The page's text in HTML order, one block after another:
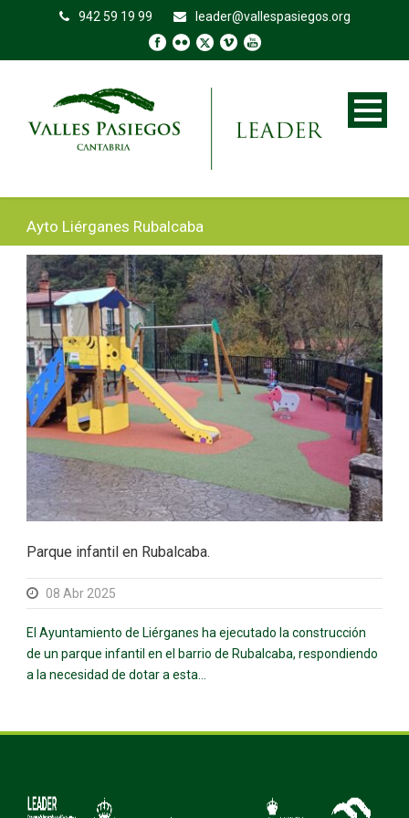
942 59 19 99 leader@vallespasiegos.org
Ayto Liérganes Rubalcaba
Parque infantil en Rubalcaba.
08 Abr 2025
El Ayuntamiento de Liérganes ha ejecutado la construcción
de un parque infantil en el barrio de Rubalcaba, respondiendo
a la necesidad de dotar a esta...